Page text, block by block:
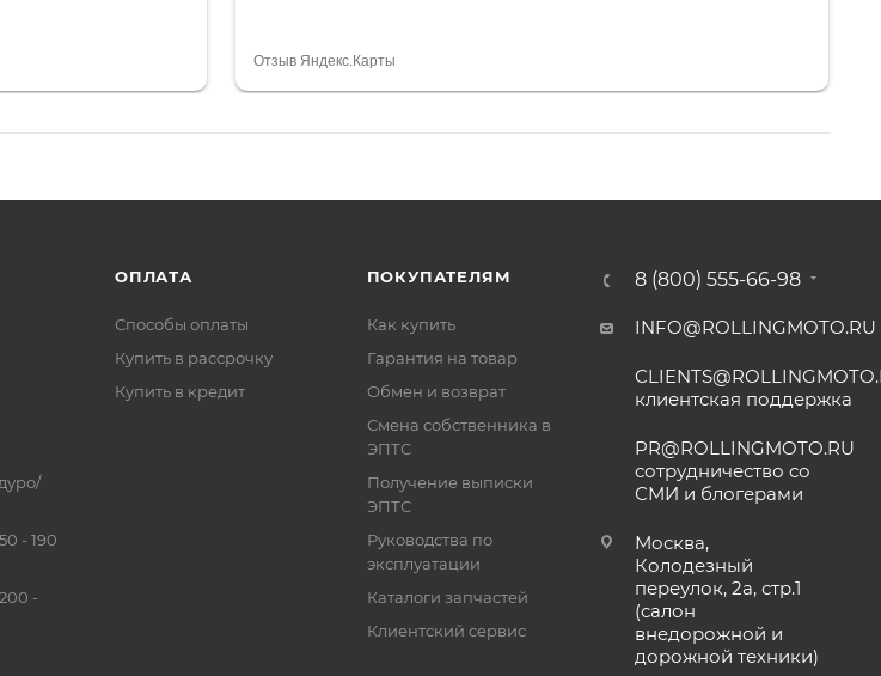
магазина
была решена.
клиенту после
огромное спасибо Дмитрию, за клиентоориентированность и
Отзыв Яндекс.Карты
- 190
-
ОПЛАТА
Способы оплаты
Купить в рассрочку
Купить в кредит
ПОКУПАТЕЛЯМ
Как купить
Гарантия на товар
Обмен и возврат
Смена собственника в
ЭПТС
Получение выписки
ЭПТС
Руководства по
эксплуатации
Каталоги запчастей
Клиентский сервис
8 (800) 555-66-98
INFO@ROLLINGMOTO.RU
клиентская поддержка
PR@ROLLINGMOTO.RU
сотрудничество со
СМИ и блогерами
Москва,
Колодезный
переулок, 2а, стр.1
(салон
внедорожной и
дорожной техники)